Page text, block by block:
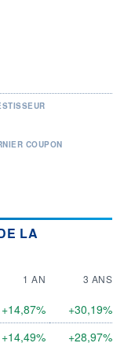
COUPON
LA
1 AN 3 ANS
+14,87%
+30,19%
+14,49%
+28,97%